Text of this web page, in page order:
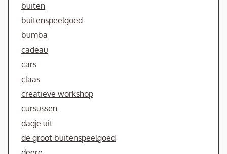
buiten
buitenspeelgoed
bumba
cadeau
cars
claas
creatieve workshop
cursussen
dagje uit
de groot buitenspeelgoed